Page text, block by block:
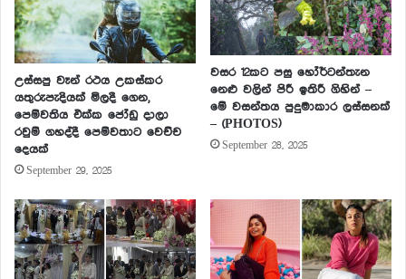
උස්සපු වෑන් රථය උකස්කර
යතුරුපැදියක් මිලදී ගෙන,
පෙම්වතිය එක්ක ජෝඩු දාලා
රවුම් ගහද්දී පෙම්වතාට වෙච්ච
දෙයක්
September 29, 2025
වසර 12කට පසු හෝර්ටන්තැන
නෙළු වලින් පිරී ඉතිරී ගිහින් –
මේ වසන්තය පුදුමාකාර ලස්සනක්
– (PHOTOS)
September 28, 2025